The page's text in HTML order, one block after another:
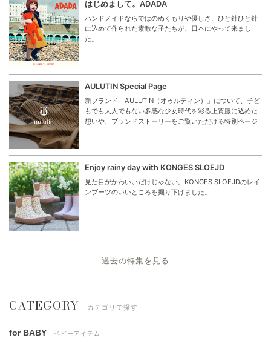
はじめまして。ADADA
ハンドメイドならではのぬくもりや優しさ、ひと針ひと針
に込めて作られた素敵な子たちが、日本にやって来まし
た。
AULUTIN Special Page
新ブランド「AULUTIN（オゥルティン）」について、子ど
もでも大人でもない多感な少女時代を彩る上質服に込めた
想いや、ブランドストーリーをご覧いただける特別ページ
Enjoy rainy day with KONGES SLOEJD
見た目がかわいいだけじゃない。KONGES SLOEJDのレイ
ンブーツのいいところを掘り下げました。
過去の特集を見る
CATEGORY カテゴリで探す
for BABY ベビーアイテム